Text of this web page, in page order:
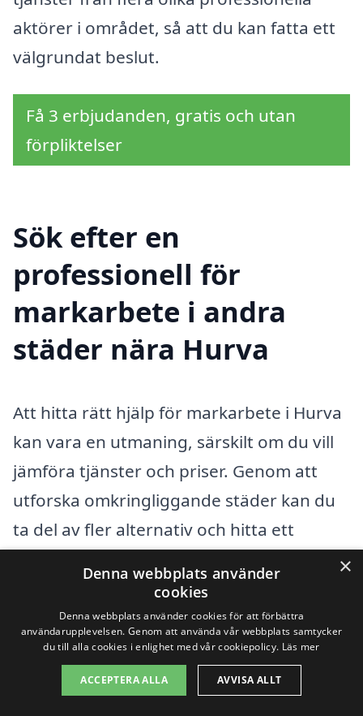
aktörer i området, så att du kan fatta ett
välgrundat beslut.
Få 3 erbjudanden, gratis och utan
förpliktelser
Sök efter en
professionell för
markarbete i andra
städer nära Hurva
Att hitta rätt hjälp för markarbete i Hurva
kan vara en utmaning, särskilt om du vill
jämföra tjänster och priser. Genom att
utforska omkringliggande städer kan du
ta del av fler alternativ och hitta ett
är några städer där du kan hitta
professionella som erbjuder markarbete:
Eslöv
×
Denna webbplats använder
cookies
Denna webbplats använder cookies för att förbättra
användarupplevelsen. Genom att använda vår webbplats samtycker
du till alla cookies i enlighet med vår cookiepolicy. Läs mer
ACCEPTERA ALLA AVVISA ALLT